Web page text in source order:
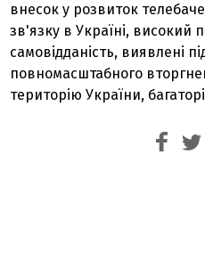
внесок у розвиток
зв'язку в Україні, високий
самовідданість, виявлені
повномасштабного
територію України,